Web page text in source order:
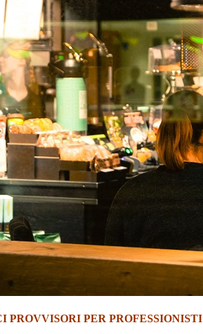
PROVVISORI PER PROFESSIONISTI